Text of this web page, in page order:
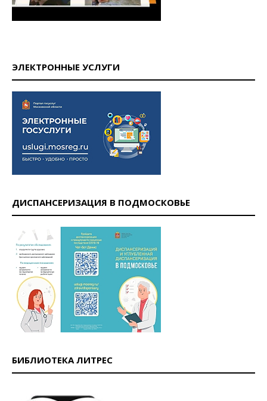
ЭЛЕКТРОННЫЕ УСЛУГИ
ДИСПАНСЕРИЗАЦИЯ В ПОДМОСКОВЬЕ
БИБЛИОТЕКА ЛИТРЕС